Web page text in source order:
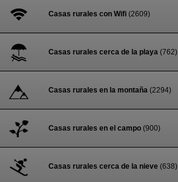
Casas rurales con Wifi (2609)
Casas rurales cerca de la playa (762)
Casas rurales en la montaña (2294)
Casas rurales en el campo (900)
Casas rurales cerca de la nieve (638)